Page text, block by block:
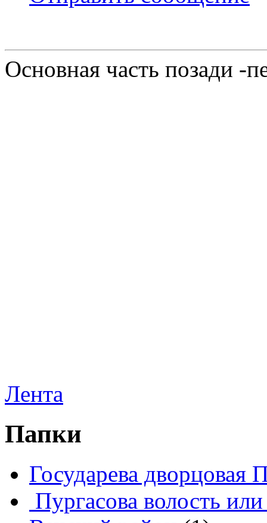
Основная часть позади -
Лента
Папки
Государева дворцовая
Пургасова волость